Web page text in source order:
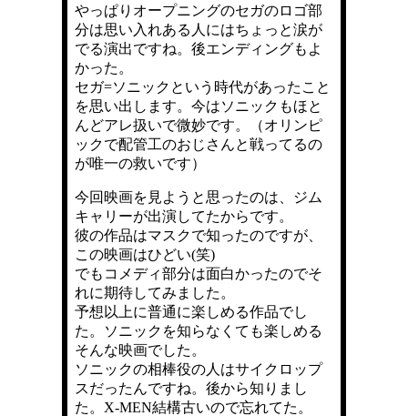
やっぱりオープニングのセガのロゴ部
分は思い入れある人にはちょっと涙が
でる演出ですね。後エンディングもよ
かった。
セガ=ソニックという時代があったこと
を思い出します。今はソニックもほと
んどアレ扱いで微妙です。（オリンピ
ックで配管工のおじさんと戦ってるの
が唯一の救いです）
今回映画を見ようと思ったのは、ジム
キャリーが出演してたからです。
彼の作品はマスクで知ったのですが、
この映画はひどい(笑)
でもコメディ部分は面白かったのでそ
れに期待してみました。
予想以上に普通に楽しめる作品でし
た。ソニックを知らなくても楽しめる
そんな映画でした。
ソニックの相棒役の人はサイクロップ
スだったんですね。後から知りまし
た。X-MEN結構古いので忘れてた。